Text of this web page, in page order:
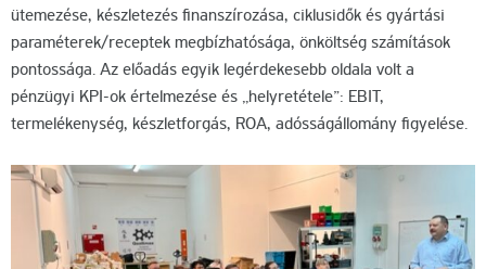
ütemezése, készletezés finanszírozása, ciklusidők és gyártási
paraméterek/receptek megbízhatósága, önköltség számítások
pontossága. Az előadás egyik legérdekesebb oldala volt a
pénzügyi KPI-ok értelmezése és „helyretétele”: EBIT,
termelékenység, készletforgás, ROA, adósságállomány figyelése.